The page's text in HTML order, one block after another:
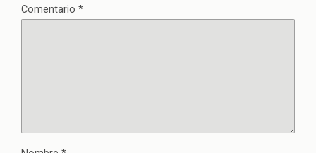
Comentario *